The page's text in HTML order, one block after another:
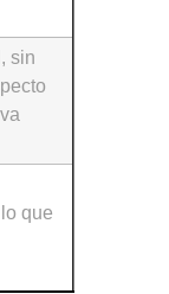
sin
que